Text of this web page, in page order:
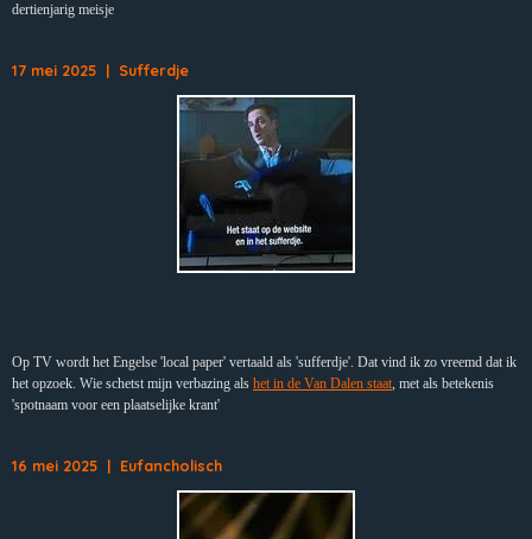
dertienjarig meisje
17 mei 2025 | Sufferdje
Op TV wordt het Engelse 'local paper' vertaald als 'sufferdje'. Dat vind ik zo vreemd dat ik
het opzoek. Wie schetst mijn verbazing als het in de Van Dalen staat, met als betekenis
'spotnaam voor een plaatselijke krant'
16 mei 2025 | Eufancholisch